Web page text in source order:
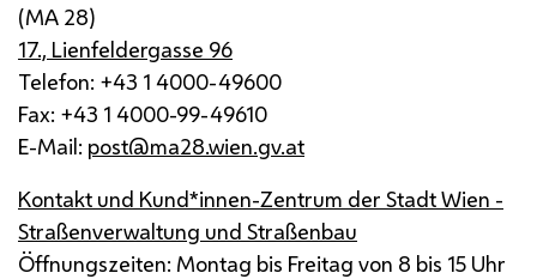
(MA 28)
17., Lienfeldergasse 96
Telefon: +43 1 4000-49600
Fax: +43 1 4000-99-49610
E-Mail: post@ma28.wien.gv.at
Kontakt und Kund*innen-Zentrum der Stadt Wien -
Straßenverwaltung und Straßenbau
Öffnungszeiten: Montag bis Freitag von 8 bis 15 Uhr